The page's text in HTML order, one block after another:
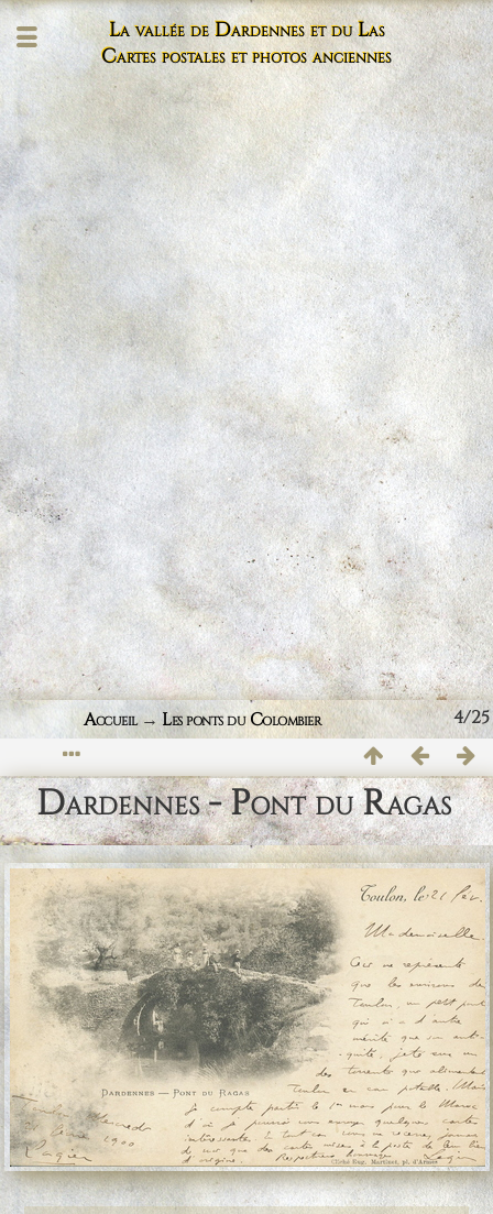
La vallée de Dardennes et du Las
Cartes postales et photos anciennes
4/25
Accueil→Les ponts du Colombier
Dardennes - Pont du Ragas